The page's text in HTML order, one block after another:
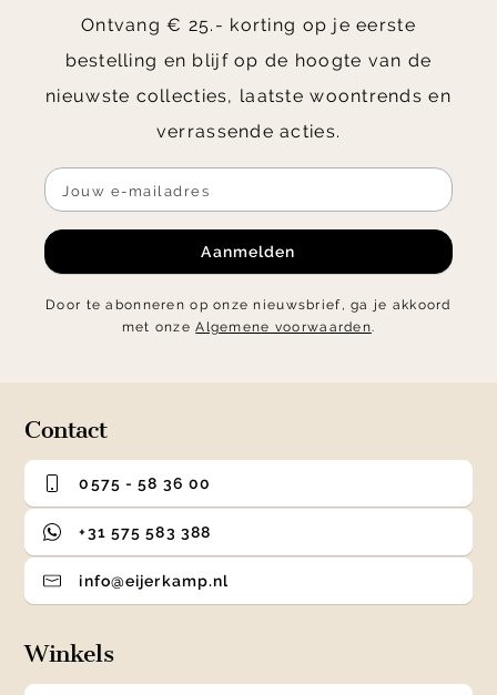
Ontvang € 25.- korting op je eerste
bestelling en blijf op de hoogte van de
nieuwste collecties, laatste woontrends en
verrassende acties.
Aanmelden
Door te abonneren op onze nieuwsbrief, ga je akkoord
met onzeAlgemene voorwaarden.
Contact
0575 - 58 36 00
+31 575 583 388
info@eijerkamp.nl
Winkels